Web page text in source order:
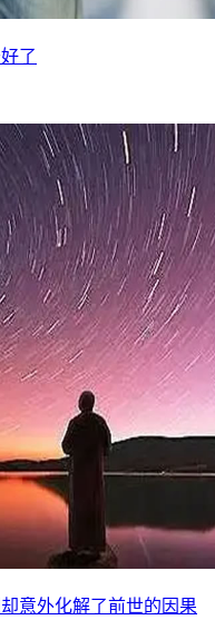
了
意外化解了前世的因果